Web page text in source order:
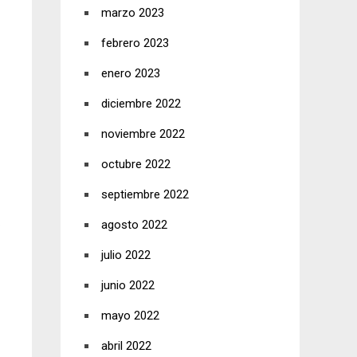
marzo 2023
febrero 2023
enero 2023
diciembre 2022
noviembre 2022
octubre 2022
septiembre 2022
agosto 2022
julio 2022
junio 2022
mayo 2022
abril 2022